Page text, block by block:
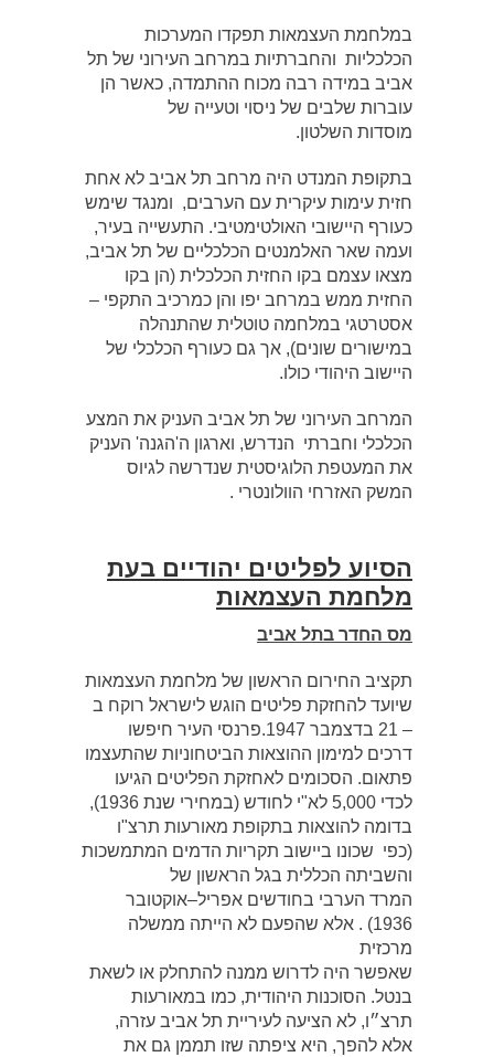
במלחמת העצמאות תפקדו המערכות
הכלכליות והחברתיות במרחב העירוני של תל
אביב במידה רבה מכוח ההתמדה, כאשר הן
עוברות שלבים של ניסוי וטעייה של
מוסדות השלטון.
בתקופת המנדט היה מרחב תל אביב לא אחת
חזית עימות עיקרית עם הערבים, ומנגד שימש
כעורף היישובי האולטימטיבי. התעשייה בעיר,
ועמה שאר האלמנטים הכלכליים של תל אביב,
מצאו עצמם בקו החזית הכלכלית (הן בקו
החזית ממש במרחב יפו והן כמרכיב התקפי –
אסטרטגי במלחמה טוטלית שהתנהלה
במישורים שונים), אך גם כעורף הכלכלי של
היישוב היהודי כולו.
המרחב העירוני של תל אביב העניק את המצע
הכלכלי וחברתי הנדרש, וארגון ה'הגנה' העניק
את המעטפת הלוגיסטית שנדרשה לגיוס
המשק האזרחי הוולונטרי .
הסיוע לפליטים יהודיים בעת
מלחמת העצמאות
מס החדר בתל אביב
תקציב החירום הראשון של מלחמת העצמאות
שיועד להחזקת פליטים הוגש לישראל רוקח ב
– ‏21 בדצמבר ‏1947.פרנסי העיר חיפשו
דרכים למימון ההוצאות הביטחוניות שהתעצמו
פתאום. הסכומים לאחזקת הפליטים הגיעו
לכדי ‏000,‏5 לא"י לחודש (במחירי שנת ‏1936),
בדומה להוצאות בתקופת מאורעות תרצ"ו
(כפי שכונו ביישוב תקריות הדמים המתמשכות
והשביתה הכללית בגל הראשון של
המרד הערבי בחודשים אפריל–אוקטובר
‏1936) . אלא שהפעם לא הייתה ממשלה
מרכזית
שאפשר היה לדרוש ממנה להתחלק או לשאת
בנטל. הסוכנות היהודית, כמו במאורעות
תרצ״ו, לא הציעה לעיריית תל אביב עזרה,
אלא להפך, היא ציפתה שזו תממן גם את